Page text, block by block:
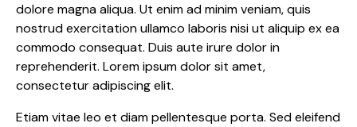
dolore magna aliqua. Ut enim ad minim veniam, quis
nostrud exercitation ullamco laboris nisi ut aliquip ex ea
commodo consequat. Duis aute irure dolor in
reprehenderit. Lorem ipsum dolor sit amet,
consectetur adipiscing elit.
Etiam vitae leo et diam pellentesque porta. Sed eleifend